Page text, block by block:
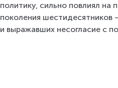
политику, сильно повлиял
поколения шестидесятников
и выражавших несогласие с